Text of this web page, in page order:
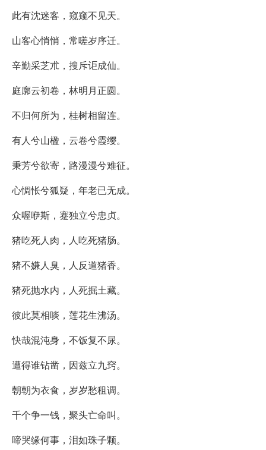
此有沈迷客，窥窥不见天。
山客心悄悄，常嗟岁序迁。
辛勤采芝朮，搜斥讵成仙。
庭廓云初卷，林明月正圆。
不归何所为，桂树相留连。
有人兮山楹，云卷兮霞缨。
秉芳兮欲寄，路漫漫兮难征。
心惆怅兮狐疑，年老已无成。
众喔咿斯，蹇独立兮忠贞。
猪吃死人肉，人吃死猪肠。
猪不嫌人臭，人反道猪香。
猪死抛水内，人死掘土藏。
彼此莫相啖，莲花生沸汤。
快哉混沌身，不饭复不尿。
遭得谁钻凿，因兹立九窍。
朝朝为衣食，岁岁愁租调。
千个争一钱，聚头亡命叫。
啼哭缘何事，泪如珠子颗。